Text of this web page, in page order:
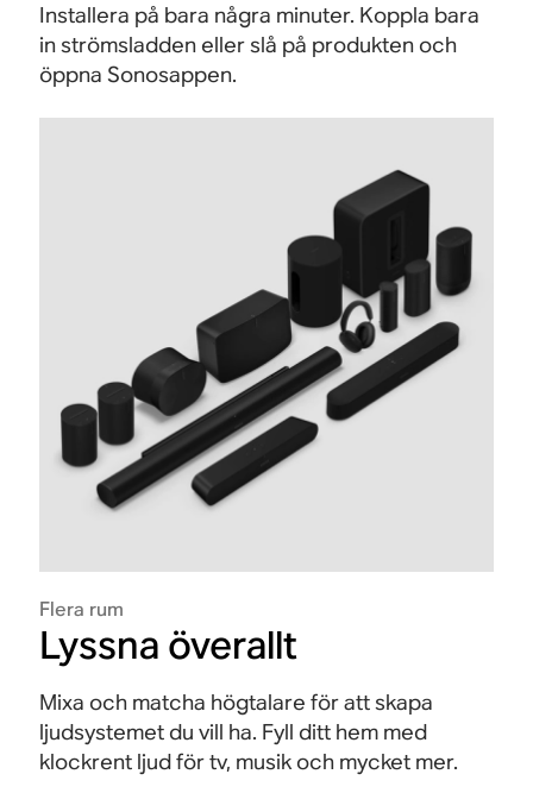
Installera på bara några minuter. Koppla bara
in strömsladden eller slå på produkten och
öppna Sonosappen.
Flera rum
Lyssna överallt
Mixa och matcha högtalare för att skapa
ljudsystemet du vill ha. Fyll ditt hem med
klockrent ljud för tv, musik och mycket mer.